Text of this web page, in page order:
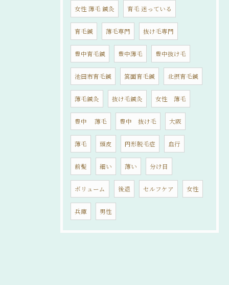
女性 薄毛 鍼灸 育毛 迷っている
育毛鍼 薄毛専門 抜け毛専門
豊中育毛鍼 豊中薄毛 豊中抜け毛
池田市育毛鍼 箕面育毛鍼 北摂育毛鍼
薄毛鍼灸 抜け毛鍼灸 女性 薄毛
豊中 薄毛 豊中 抜け毛 大阪
薄毛 頭皮 円形脱毛症 血行
前髪 細い 薄い 分け目
ボリューム 後退 セルフケア 女性
兵庫 男性